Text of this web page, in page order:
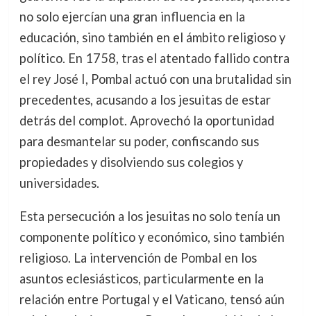
no solo ejercían una gran influencia en la
educación, sino también en el ámbito religioso y
político. En 1758, tras el atentado fallido contra
el rey José I, Pombal actuó con una brutalidad sin
precedentes, acusando a los jesuitas de estar
detrás del complot. Aprovechó la oportunidad
para desmantelar su poder, confiscando sus
propiedades y disolviendo sus colegios y
universidades.
Esta persecución a los jesuitas no solo tenía un
componente político y económico, sino también
religioso. La intervención de Pombal en los
asuntos eclesiásticos, particularmente en la
relación entre Portugal y el Vaticano, tensó aún